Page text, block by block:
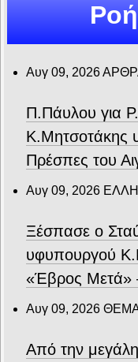
Αυγ 09, 2026
Π.Πάυλου για
Κ.Μητσοτάκης
Πρέσπες του
Αυγ 09, 2026
Ξέσπασε ο
υφυπουργού
«Έβρος Μετά»
Αυγ 09, 2026
Από την